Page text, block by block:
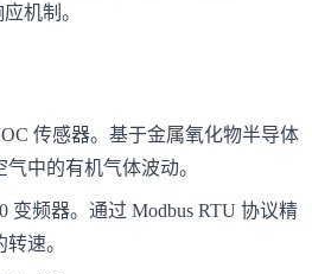
机制。
传感器。基于金属氧化物半导体
中的有机气体波动。
变频器。通过 Modbus RTU 协议精
速。